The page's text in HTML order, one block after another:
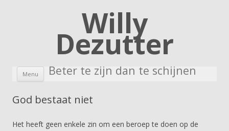
Willy
Dezutter
Beter te zijn dan te schijnen
Menu Skip to content
God bestaat niet
Het heeft geen enkele zin om een beroep te doen op de